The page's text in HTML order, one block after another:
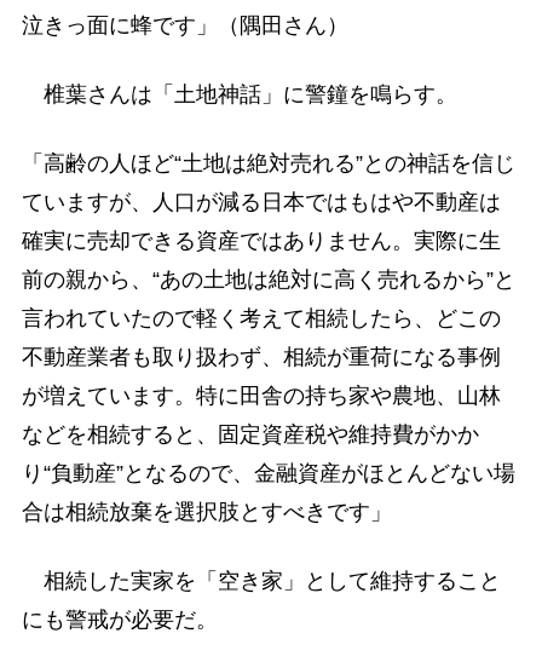
泣きっ面に蜂です」（隅田さん）
椎葉さんは「土地神話」に警鐘を鳴らす。
「高齢の人ほど“土地は絶対売れる”との神話を信じ
ていますが、人口が減る日本ではもはや不動産は
確実に売却できる資産ではありません。実際に生
前の親から、“あの土地は絶対に高く売れるから”と
言われていたので軽く考えて相続したら、どこの
不動産業者も取り扱わず、相続が重荷になる事例
が増えています。特に田舎の持ち家や農地、山林
などを相続すると、固定資産税や維持費がかか
り“負動産”となるので、金融資産がほとんどない場
合は相続放棄を選択肢とすべきです」
相続した実家を「空き家」として維持すること
にも警戒が必要だ。